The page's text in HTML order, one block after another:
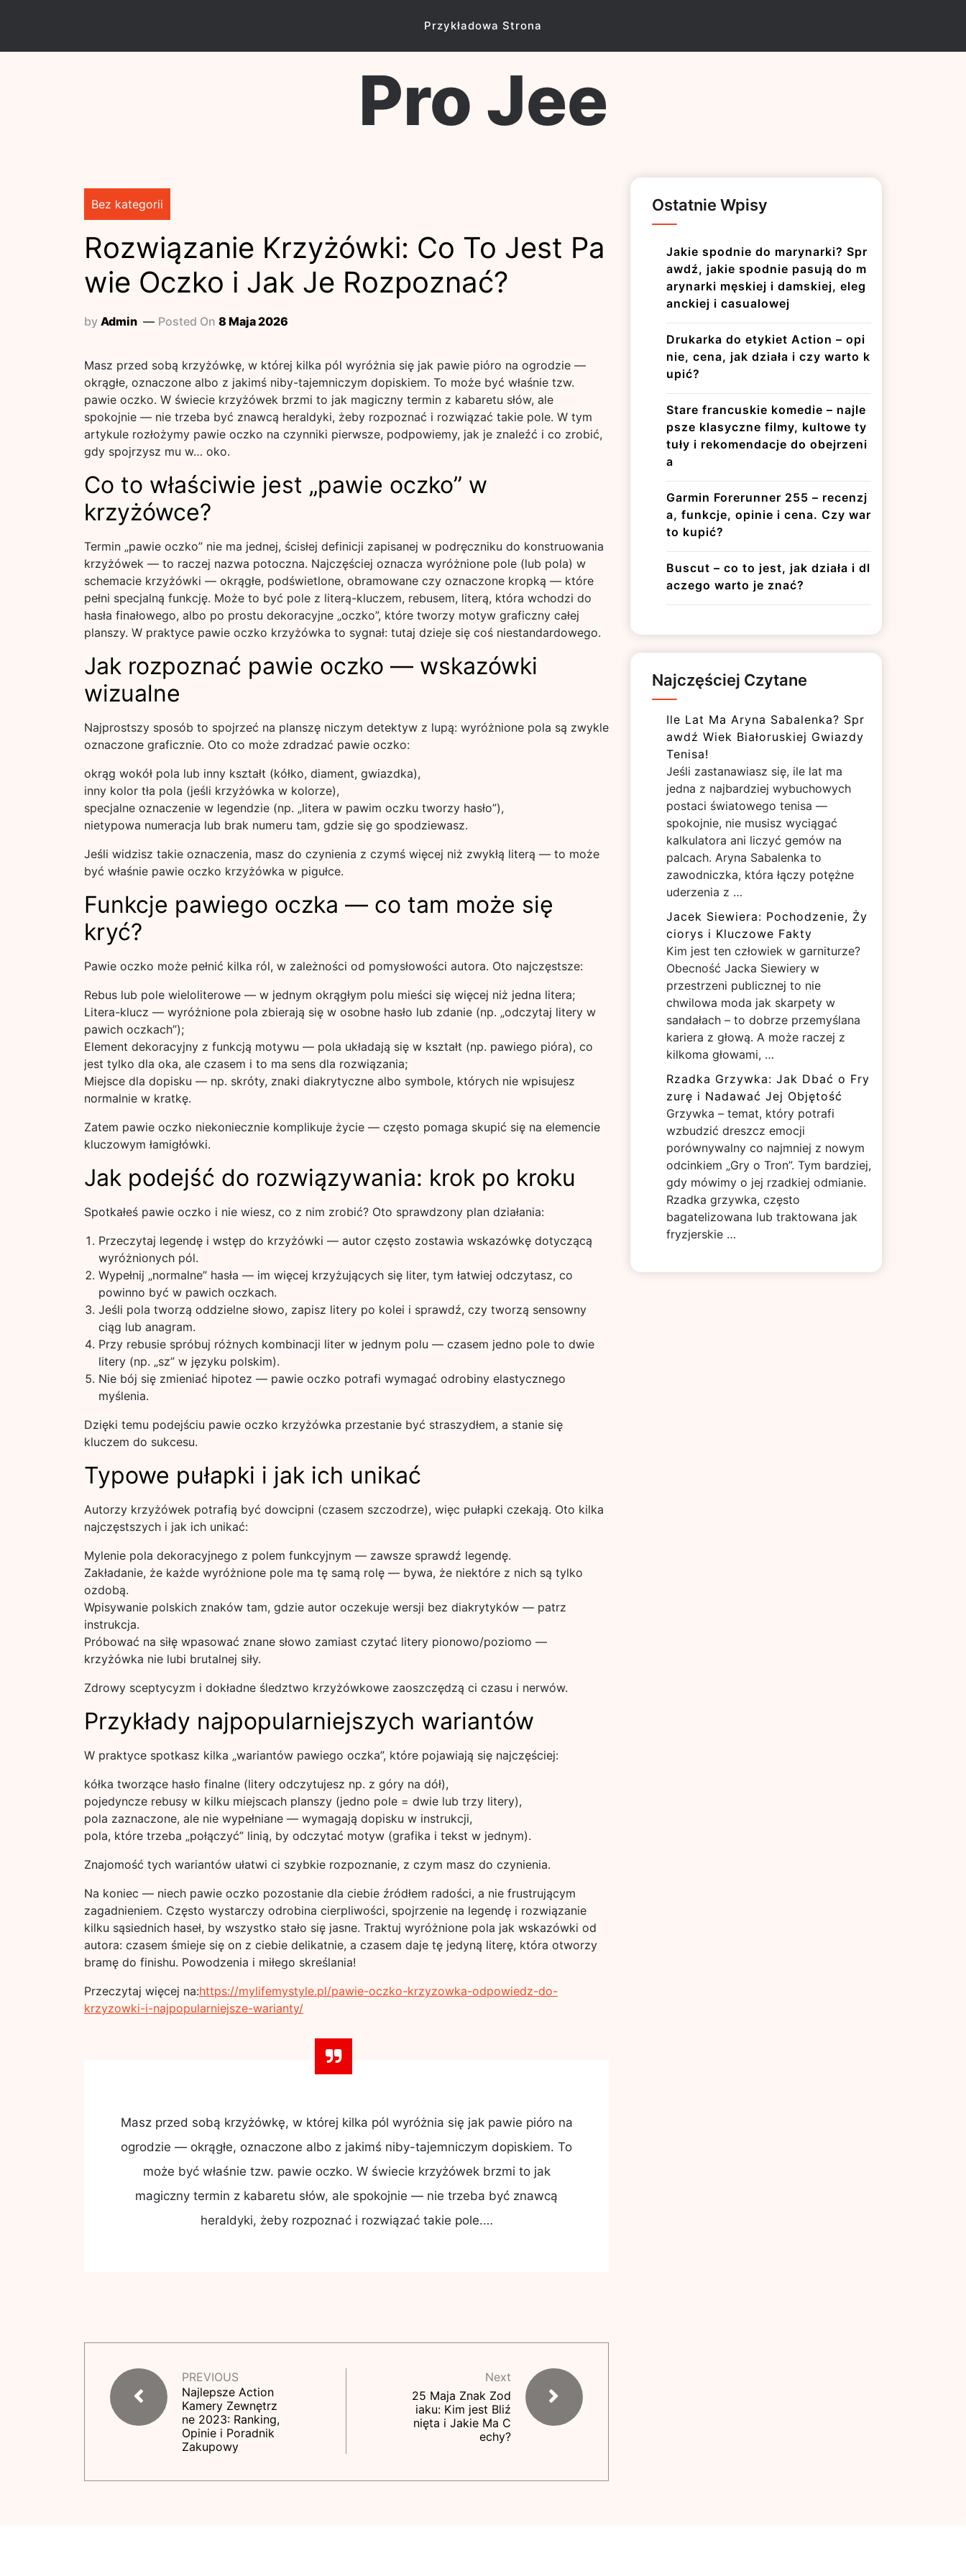
Przykładowa Strona
Pro Jee
Bez kategorii
Rozwiązanie Krzyżówki: Co To Jest Pa
wie Oczko i Jak Je Rozpoznać?
by Admin Posted On 8 Maja 2026
Masz przed sobą krzyżówkę, w której kilka pól wyróżnia się jak pawie pióro na ogrodzie —
okrągłe, oznaczone albo z jakimś niby-tajemniczym dopiskiem. To może być właśnie tzw.
pawie oczko. W świecie krzyżówek brzmi to jak magiczny termin z kabaretu słów, ale
spokojnie — nie trzeba być znawcą heraldyki, żeby rozpoznać i rozwiązać takie pole. W tym
artykule rozłożymy pawie oczko na czynniki pierwsze, podpowiemy, jak je znaleźć i co zrobić,
gdy spojrzysz mu w… oko.
Co to właściwie jest „pawie oczko” w
krzyżówce?
Termin „pawie oczko” nie ma jednej, ścisłej definicji zapisanej w podręczniku do konstruowania
krzyżówek — to raczej nazwa potoczna. Najczęściej oznacza wyróżnione pole (lub pola) w
schemacie krzyżówki — okrągłe, podświetlone, obramowane czy oznaczone kropką — które
pełni specjalną funkcję. Może to być pole z literą-kluczem, rebusem, literą, która wchodzi do
hasła finałowego, albo po prostu dekoracyjne „oczko”, które tworzy motyw graficzny całej
planszy. W praktyce pawie oczko krzyżówka to sygnał: tutaj dzieje się coś niestandardowego.
Jak rozpoznać pawie oczko — wskazówki
wizualne
Najprostszy sposób to spojrzeć na planszę niczym detektyw z lupą: wyróżnione pola są zwykle
oznaczone graficznie. Oto co może zdradzać pawie oczko:
okrąg wokół pola lub inny kształt (kółko, diament, gwiazdka),
inny kolor tła pola (jeśli krzyżówka w kolorze),
specjalne oznaczenie w legendzie (np. „litera w pawim oczku tworzy hasło”),
nietypowa numeracja lub brak numeru tam, gdzie się go spodziewasz.
Jeśli widzisz takie oznaczenia, masz do czynienia z czymś więcej niż zwykłą literą — to może
być właśnie pawie oczko krzyżówka w pigułce.
Funkcje pawiego oczka — co tam może się
kryć?
Pawie oczko może pełnić kilka ról, w zależności od pomysłowości autora. Oto najczęstsze:
Rebus lub pole wieloliterowe — w jednym okrągłym polu mieści się więcej niż jedna litera;
Litera-klucz — wyróżnione pola zbierają się w osobne hasło lub zdanie (np. „odczytaj litery w
pawich oczkach”);
Element dekoracyjny z funkcją motywu — pola układają się w kształt (np. pawiego pióra), co
jest tylko dla oka, ale czasem i to ma sens dla rozwiązania;
Miejsce dla dopisku — np. skróty, znaki diakrytyczne albo symbole, których nie wpisujesz
normalnie w kratkę.
Zatem pawie oczko niekoniecznie komplikuje życie — często pomaga skupić się na elemencie
kluczowym łamigłówki.
Jak podejść do rozwiązywania: krok po kroku
Spotkałeś pawie oczko i nie wiesz, co z nim zrobić? Oto sprawdzony plan działania:
Przeczytaj legendę i wstęp do krzyżówki — autor często zostawia wskazówkę dotyczącą
wyróżnionych pól.
Wypełnij „normalne” hasła — im więcej krzyżujących się liter, tym łatwiej odczytasz, co
powinno być w pawich oczkach.
Jeśli pola tworzą oddzielne słowo, zapisz litery po kolei i sprawdź, czy tworzą sensowny
ciąg lub anagram.
Przy rebusie spróbuj różnych kombinacji liter w jednym polu — czasem jedno pole to dwie
litery (np. „sz” w języku polskim).
Nie bój się zmieniać hipotez — pawie oczko potrafi wymagać odrobiny elastycznego
myślenia.
Dzięki temu podejściu pawie oczko krzyżówka przestanie być straszydłem, a stanie się
kluczem do sukcesu.
Typowe pułapki i jak ich unikać
Autorzy krzyżówek potrafią być dowcipni (czasem szczodrze), więc pułapki czekają. Oto kilka
najczęstszych i jak ich unikać:
Mylenie pola dekoracyjnego z polem funkcyjnym — zawsze sprawdź legendę.
Zakładanie, że każde wyróżnione pole ma tę samą rolę — bywa, że niektóre z nich są tylko
ozdobą.
Wpisywanie polskich znaków tam, gdzie autor oczekuje wersji bez diakrytyków — patrz
instrukcja.
Próbować na siłę wpasować znane słowo zamiast czytać litery pionowo/poziomo —
krzyżówka nie lubi brutalnej siły.
Zdrowy sceptycyzm i dokładne śledztwo krzyżówkowe zaoszczędzą ci czasu i nerwów.
Przykłady najpopularniejszych wariantów
W praktyce spotkasz kilka „wariantów pawiego oczka”, które pojawiają się najczęściej:
kółka tworzące hasło finalne (litery odczytujesz np. z góry na dół),
pojedyncze rebusy w kilku miejscach planszy (jedno pole = dwie lub trzy litery),
pola zaznaczone, ale nie wypełniane — wymagają dopisku w instrukcji,
pola, które trzeba „połączyć” linią, by odczytać motyw (grafika i tekst w jednym).
Znajomość tych wariantów ułatwi ci szybkie rozpoznanie, z czym masz do czynienia.
Na koniec — niech pawie oczko pozostanie dla ciebie źródłem radości, a nie frustrującym
zagadnieniem. Często wystarczy odrobina cierpliwości, spojrzenie na legendę i rozwiązanie
kilku sąsiednich haseł, by wszystko stało się jasne. Traktuj wyróżnione pola jak wskazówki od
autora: czasem śmieje się on z ciebie delikatnie, a czasem daje tę jedyną literę, która otworzy
bramę do finishu. Powodzenia i miłego skreślania!
Przeczytaj więcej na:https://mylifemystyle.pl/pawie-oczko-krzyzowka-odpowiedz-do-
krzyzowki-i-najpopularniejsze-warianty/
Masz przed sobą krzyżówkę, w której kilka pól wyróżnia się jak pawie pióro na
ogrodzie — okrągłe, oznaczone albo z jakimś niby-tajemniczym dopiskiem. To
może być właśnie tzw. pawie oczko. W świecie krzyżówek brzmi to jak
magiczny termin z kabaretu słów, ale spokojnie — nie trzeba być znawcą
heraldyki, żeby rozpoznać i rozwiązać takie pole.…
PREVIOUS
Najlepsze Action
Kamery Zewnętrz
ne 2023: Ranking,
Opinie i Poradnik
Zakupowy
Next
25 Maja Znak Zod
iaku: Kim jest Bliź
nięta i Jakie Ma C
echy?
Ostatnie Wpisy
Jakie spodnie do marynarki? Spr
awdź, jakie spodnie pasują do m
arynarki męskiej i damskiej, eleg
anckiej i casualowej
Drukarka do etykiet Action – opi
nie, cena, jak działa i czy warto k
upić?
Stare francuskie komedie – najle
psze klasyczne filmy, kultowe ty
tuły i rekomendacje do obejrzeni
a
Garmin Forerunner 255 – recenzj
a, funkcje, opinie i cena. Czy war
to kupić?
Buscut – co to jest, jak działa i dl
aczego warto je znać?
Najczęściej Czytane
Ile Lat Ma Aryna Sabalenka? Spr
awdź Wiek Białoruskiej Gwiazdy
Tenisa!
Jeśli zastanawiasz się, ile lat ma
jedna z najbardziej wybuchowych
postaci światowego tenisa —
spokojnie, nie musisz wyciągać
kalkulatora ani liczyć gemów na
palcach. Aryna Sabalenka to
zawodniczka, która łączy potężne
uderzenia z …
Jacek Siewiera: Pochodzenie, Ży
ciorys i Kluczowe Fakty
Kim jest ten człowiek w garniturze?
Obecność Jacka Siewiery w
przestrzeni publicznej to nie
chwilowa moda jak skarpety w
sandałach – to dobrze przemyślana
kariera z głową. A może raczej z
kilkoma głowami, …
Rzadka Grzywka: Jak Dbać o Fry
zurę i Nadawać Jej Objętość
Grzywka – temat, który potrafi
wzbudzić dreszcz emocji
porównywalny co najmniej z nowym
odcinkiem „Gry o Tron”. Tym bardziej,
gdy mówimy o jej rzadkiej odmianie.
Rzadka grzywka, często
bagatelizowana lub traktowana jak
fryzjerskie …